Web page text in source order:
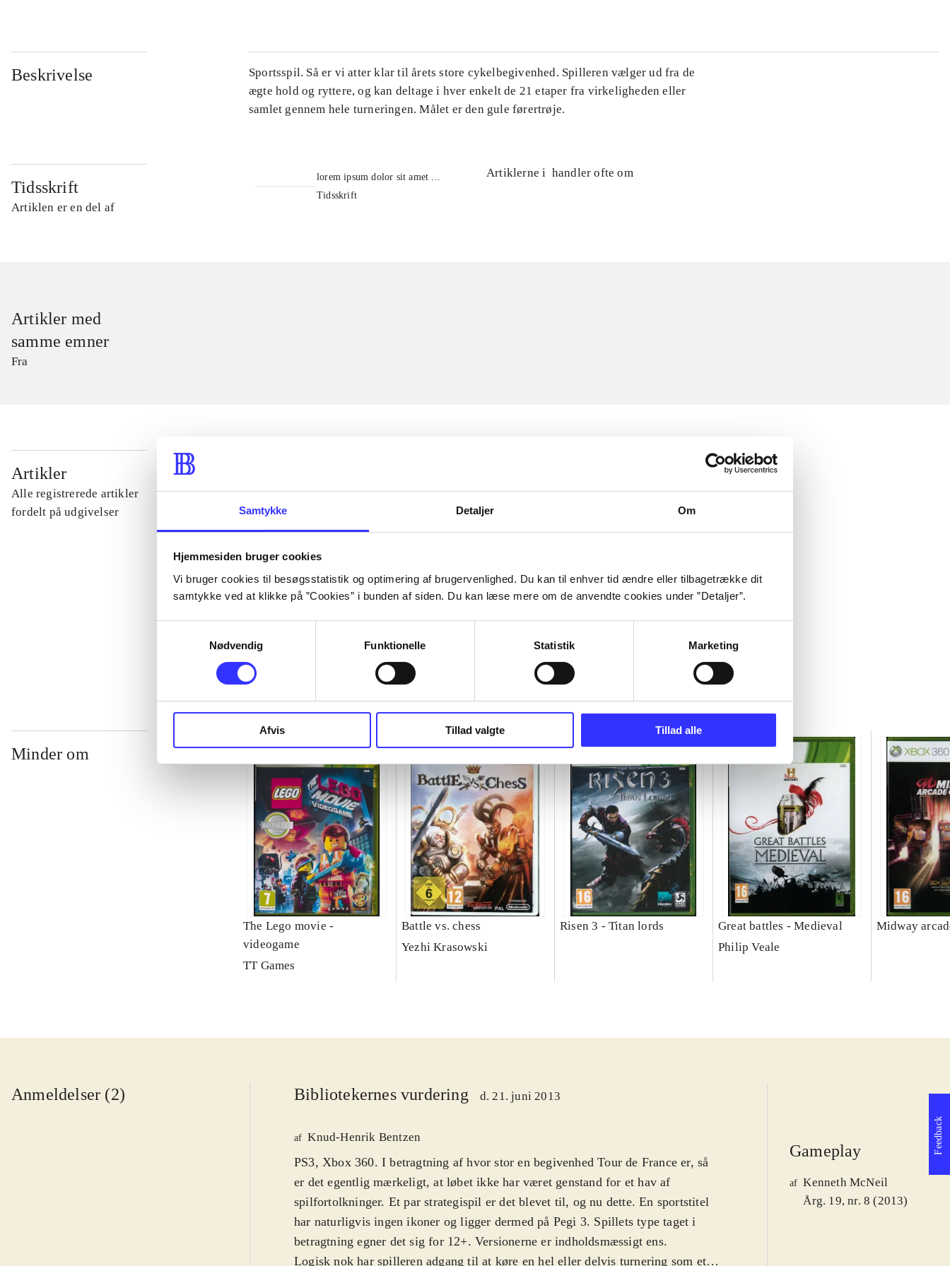
Samtykke Detaljer Om
Hjemmesiden bruger cookies
Vi bruger cookies til besøgsstatistik og optimering af brugervenlighed. Du kan til enhver tid ændre eller tilbagetrække dit
samtykke ved at klikke på ”Cookies” i bunden af siden. Du kan læse mere om de anvendte cookies under ”Detaljer”.
Nødvendig
Funktionelle Statistik Marketing
Afvis Tillad valgte Tillad alle
Beskrivelse
Sportsspil. Så er vi atter klar til årets store cykelbegivenhed. Spilleren vælger ud fra de
ægte hold og ryttere, og kan deltage i hver enkelt de 21 etaper fra virkeligheden eller
samlet gennem hele turneringen. Målet er den gule førertrøje.
Tidsskrift
Artiklen er en del af
lorem ipsum dolor sit amet ...
Tidsskrift
Artiklerne i handler ofte om
Artikler med
samme emner
Fra
Artikler
Alle registrerede artikler
fordelt på udgivelser
...
...
...
...
Minder om
The Lego movie -
videogame
TT Games
Battle vs. chess
Yezhi Krasowski
Risen 3 - Titan lords
Great battles - Medieval
Philip Veale
Midway
Anmeldelser (2) Bibliotekernes vurdering d. 21. juni 2013
af Knud-Henrik Bentzen
PS3, Xbox 360. I betragtning af hvor stor en begivenhed Tour de France er, så
er det egentlig mærkeligt, at løbet ikke har været genstand for et hav af
spilfortolkninger. Et par strategispil er det blevet til, og nu dette. En sportstitel
har naturligvis ingen ikoner og ligger dermed på Pegi 3. Spillets type taget i
betragtning egner det sig for 12+. Versionerne er indholdsmæssigt ens.
Logisk nok har spilleren adgang til at køre en hel eller delvis turnering som et
Gameplay
af Kenneth McNeil
Årg. 19, nr. 8 (2013)
Feedback